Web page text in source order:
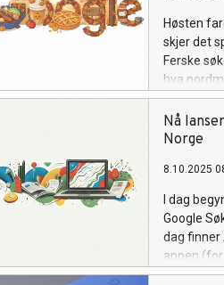
Høsten
skjer det
Ferske
hva
bladene
nyere
Nå
Norge
8.10.2025
I dag
Google
dag finner
appen
ny fane